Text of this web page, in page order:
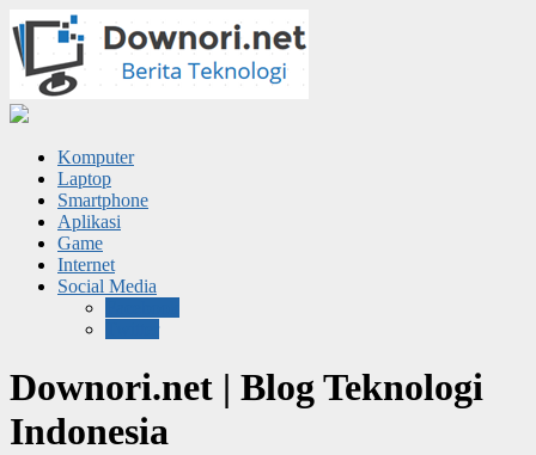
Komputer
Laptop
Smartphone
Aplikasi
Game
Internet
Social Media
Downori.net | Blog Teknologi
Indonesia